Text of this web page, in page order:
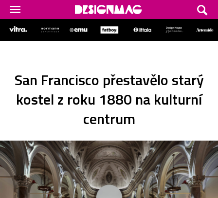
San Francisco přestavělo starý
kostel z roku 1880 na kulturní
centrum